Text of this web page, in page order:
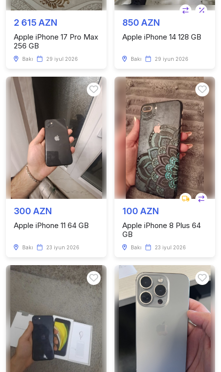
2 615 AZN
Apple iPhone 17 Pro Max
256 GB
Bakı 29 iyul 2026
850 AZN
Apple iPhone 14 128 GB
Bakı 29 iyun 2026
300 AZN
Apple iPhone 11 64 GB
Bakı 23 iyun 2026
100 AZN
Apple iPhone 8 Plus 64
GB
Bakı 23 iyul 2026